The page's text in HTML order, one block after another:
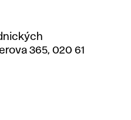
365, 020 61